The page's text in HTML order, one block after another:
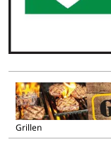
Grillen